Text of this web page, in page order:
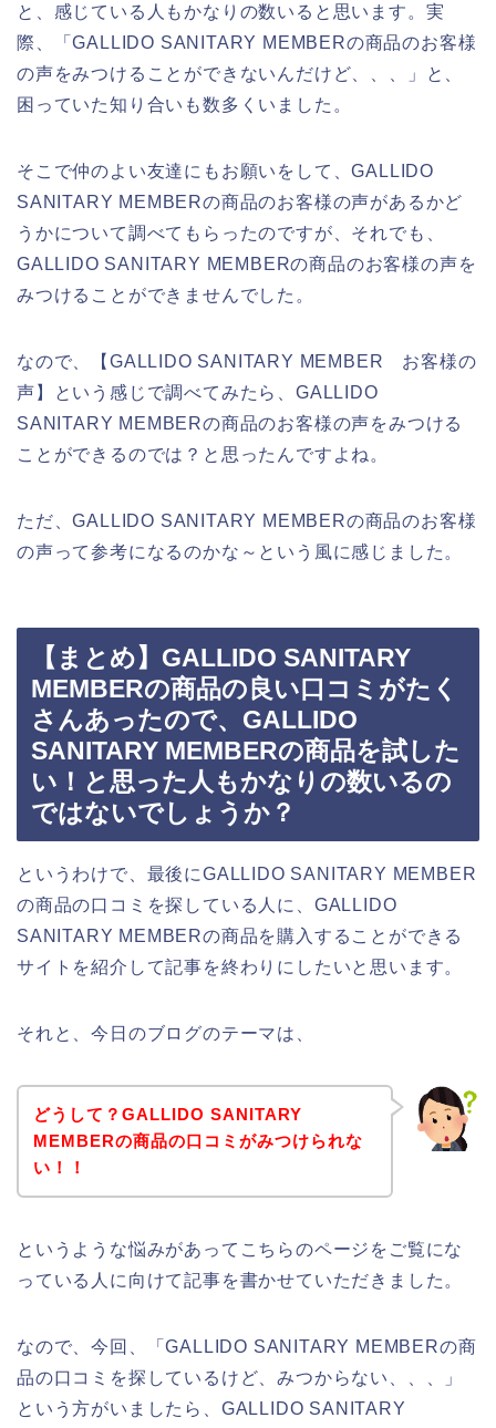
と、感じている人もかなりの数いると思います。実
際、「GALLIDO SANITARY MEMBERの商品のお客様
の声をみつけることができないんだけど、、、」と、
困っていた知り合いも数多くいました。
そこで仲のよい友達にもお願いをして、GALLIDO
SANITARY MEMBERの商品のお客様の声があるかど
うかについて調べてもらったのですが、それでも、
GALLIDO SANITARY MEMBERの商品のお客様の声を
みつけることができませんでした。
なので、【GALLIDO SANITARY MEMBER お客様の
声】という感じで調べてみたら、GALLIDO
SANITARY MEMBERの商品のお客様の声をみつける
ことができるのでは？と思ったんですよね。
ただ、GALLIDO SANITARY MEMBERの商品のお客様
の声って参考になるのかな～という風に感じました。
【まとめ】GALLIDO SANITARY
MEMBERの商品の良い口コミがたく
さんあったので、GALLIDO
SANITARY MEMBERの商品を試した
い！と思った人もかなりの数いるの
ではないでしょうか？
というわけで、最後にGALLIDO SANITARY MEMBER
の商品の口コミを探している人に、GALLIDO
SANITARY MEMBERの商品を購入することができる
サイトを紹介して記事を終わりにしたいと思います。
それと、今日のブログのテーマは、
どうして？GALLIDO SANITARY
MEMBERの商品の口コミがみつけられな
い！！
というような悩みがあってこちらのページをご覧にな
っている人に向けて記事を書かせていただきました。
なので、今回、「GALLIDO SANITARY MEMBERの商
品の口コミを探しているけど、みつからない、、、」
という方がいましたら、GALLIDO SANITARY